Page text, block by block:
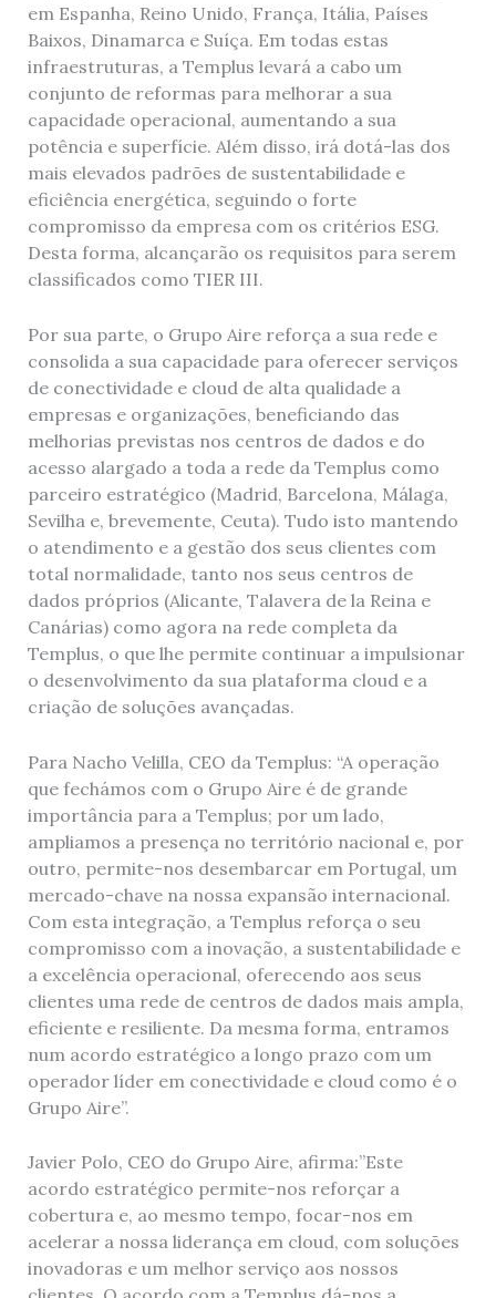
em Espanha, Reino Unido, França, Itália, Países
Baixos, Dinamarca e Suíça. Em todas estas
infraestruturas, a Templus levará a cabo um
conjunto de reformas para melhorar a sua
capacidade operacional, aumentando a sua
potência e superfície. Além disso, irá dotá-las dos
mais elevados padrões de sustentabilidade e
eficiência energética, seguindo o forte
compromisso da empresa com os critérios ESG.
Desta forma, alcançarão os requisitos para serem
classificados como TIER III.
Por sua parte, o Grupo Aire reforça a sua rede e
consolida a sua capacidade para oferecer serviços
de conectividade e cloud de alta qualidade a
empresas e organizações, beneficiando das
melhorias previstas nos centros de dados e do
acesso alargado a toda a rede da Templus como
parceiro estratégico (Madrid, Barcelona, Málaga,
Sevilha e, brevemente, Ceuta). Tudo isto mantendo
o atendimento e a gestão dos seus clientes com
total normalidade, tanto nos seus centros de
dados próprios (Alicante, Talavera de la Reina e
Canárias) como agora na rede completa da
Templus, o que lhe permite continuar a impulsionar
o desenvolvimento da sua plataforma cloud e a
criação de soluções avançadas.
Para Nacho Velilla, CEO da Templus: “A operação
que fechámos com o Grupo Aire é de grande
importância para a Templus; por um lado,
ampliamos a presença no território nacional e, por
outro, permite-nos desembarcar em Portugal, um
mercado-chave na nossa expansão internacional.
Com esta integração, a Templus reforça o seu
compromisso com a inovação, a sustentabilidade e
a excelência operacional, oferecendo aos seus
clientes uma rede de centros de dados mais ampla,
eficiente e resiliente. Da mesma forma, entramos
num acordo estratégico a longo prazo com um
operador líder em conectividade e cloud como é o
Grupo Aire”.
Javier Polo, CEO do Grupo Aire, afirma:”Este
acordo estratégico permite-nos reforçar a
cobertura e, ao mesmo tempo, focar-nos em
acelerar a nossa liderança em cloud, com soluções
inovadoras e um melhor serviço aos nossos